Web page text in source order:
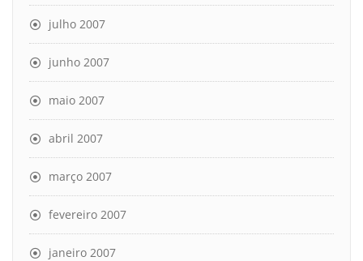
julho 2007
junho 2007
maio 2007
abril 2007
março 2007
fevereiro 2007
janeiro 2007